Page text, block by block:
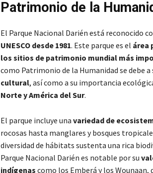
Patrimonio de la
El Parque Nacional Darién está reconocido
UNESCO desde 1981. Este parque es el área
los sitios de patrimonio mundial más
como Patrimonio de la Humanidad se debe a
cultural, así como a su importancia
Norte y América del Sur.
El parque incluye una variedad de
rocosas hasta manglares y bosques
diversidad de hábitats sustenta una rica
Parque Nacional Darién es notable por su
indígenas como los Emberá y los